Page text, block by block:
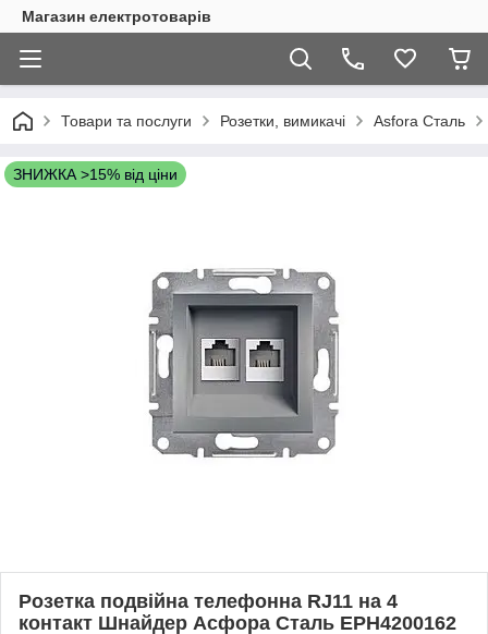
Магазин електротоварів
Товари та послуги Розетки, вимикачі Asfora Сталь
ЗНИЖКА >15% від ціни
Розетка подвійна телефонна RJ11 на 4
контакт Шнайдер Асфора Сталь EPH4200162